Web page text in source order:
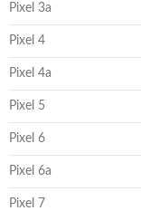
Pixel 3a
Pixel 4
Pixel 4a
Pixel 5
Pixel 6
Pixel 6a
Pixel 7